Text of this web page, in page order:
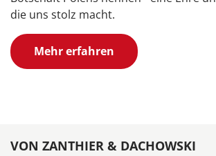
die uns stolz macht.
Mehr erfahren
VON ZANTHIER & DACHOWSKI